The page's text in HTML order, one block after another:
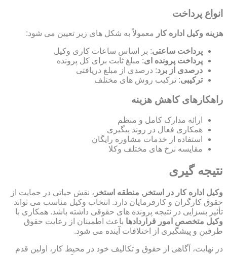
انواع پرداخت
هزینه وکیل اداره کار معمولاً به شکل های زیر تعیین می شود:
پرداخت ساعتی: بر اساس ساعات کاری وکیل
پرداخت پرونده ای: مبلغ ثابت برای کل پرونده
درصدی از برد: درصدی از مبلغ دریافتی
ترکیبی: ترکیب روش های مختلف
راهکارهای کاهش هزینه
ارائه مدارک کامل و منظم
همکاری فعال در روند پیگیری
استفاده از خدمات مشاوره رایگان
مقایسه نرخ های مختلف وکلا
نتیجه گیری
وکیل اداره کار در استخر, منطقه استخر ، نقش حیاتی در حمایت از
حقوق کارگران و کارفرمایان دارد. انتخاب وکیل مناسب می تواند
تأثیر بسزایی در نتیجه پرونده های حقوقی داشته باشد. همکاری با
وکیل متخصص امور قراردادها باعث اطمینان از رعایت حقوق
طرفین و پیشگیری از اختلافات آینده می شود.
در نهایت، آگاهی از حقوق و تکالیف خود در محیط کار، اولین قدم